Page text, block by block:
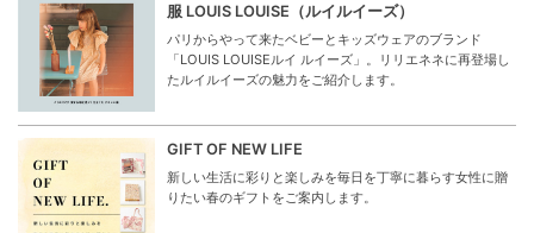
服 LOUIS LOUISE（ルイルイーズ）
パリからやって来たベビーとキッズウェアのブランド
「LOUIS LOUISEルイ ルイーズ」。リリエネネに再登場し
たルイルイーズの魅力をご紹介します。
GIFT OF NEW LIFE
新しい生活に彩りと楽しみを毎日を丁寧に暮らす女性に贈
りたい春のギフトをご案内します。